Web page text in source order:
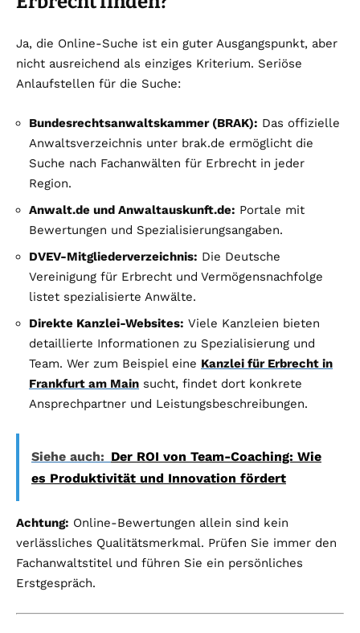
Ja, die Online-Suche ist ein guter Ausgangspunkt, aber
nicht ausreichend als einziges Kriterium. Seriöse
Anlaufstellen für die Suche:
Bundesrechtsanwaltskammer (BRAK): Das offizielle
Anwaltsverzeichnis unter brak.de ermöglicht die
Suche nach Fachanwälten für Erbrecht in jeder
Region.
Anwalt.de und Anwaltauskunft.de: Portale mit
Bewertungen und Spezialisierungsangaben.
DVEV-Mitgliederverzeichnis: Die Deutsche
Vereinigung für Erbrecht und Vermögensnachfolge
listet spezialisierte Anwälte.
Direkte Kanzlei-Websites: Viele Kanzleien bieten
detaillierte Informationen zu Spezialisierung und
Team. Wer zum Beispiel eine Kanzlei für Erbrecht in
Frankfurt am Main sucht, findet dort konkrete
Ansprechpartner und Leistungsbeschreibungen.
Siehe auch: Der ROI von Team-Coaching: Wie
es Produktivität und Innovation fördert
Achtung: Online-Bewertungen allein sind kein
verlässliches Qualitätsmerkmal. Prüfen Sie immer den
Fachanwaltstitel und führen Sie ein persönliches
Erstgespräch.